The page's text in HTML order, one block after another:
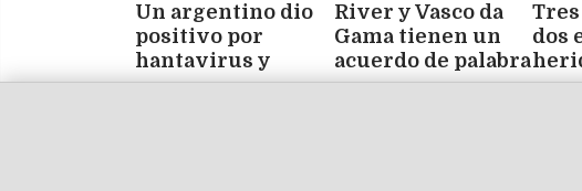
Un argentino dio
positivo por
hantavirus y
permanece aislado
River y Vasco da
Gama tienen un
acuerdo de palabra
por Facundo
dos
los